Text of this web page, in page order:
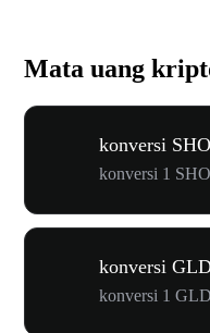
Mata uang
konversi
konversi 1
konversi
konversi 1